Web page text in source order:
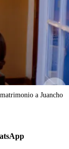
a Juancho